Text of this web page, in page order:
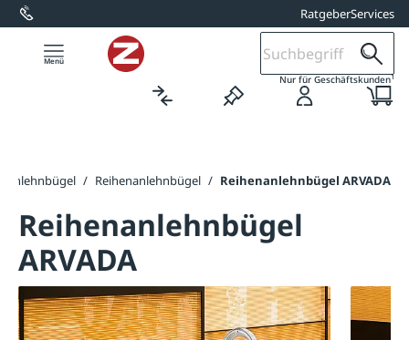
springen RatgeberServices
Nur für Geschäftskunden1
/ Reihenanlehnbügel / Reihenanlehnbügel ARVADA
Reihenanlehnbügel
ARVADA